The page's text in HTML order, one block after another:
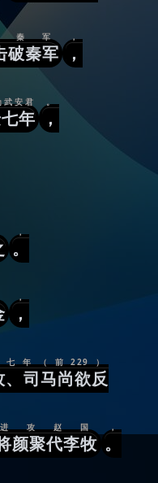
破秦军
秦军
，
，
年
武安君
，
。
。
，
，
，
、司马尚欲反
七年（前229）
颜聚代李牧
攻赵国
。
，